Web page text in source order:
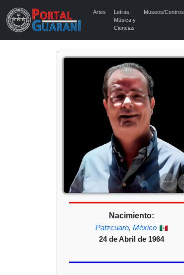
Artes
Letras,
Música y
Ciencias
Museos/Centros
Nacimiento:
Patzcuaro, México
24 de Abril de 1964